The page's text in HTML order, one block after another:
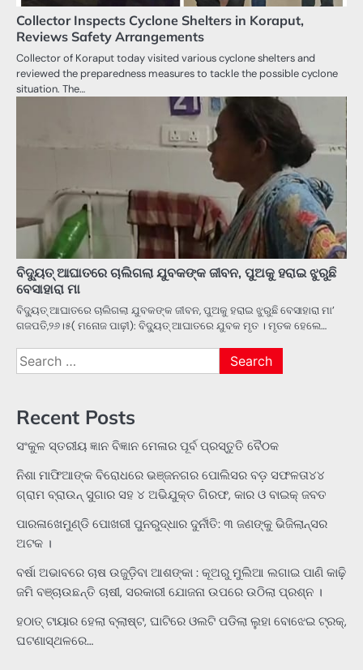
Collector Inspects Cyclone Shelters in Koraput,
Reviews Safety Arrangements
Collector of Koraput today visited various cyclone shelters and
reviewed the preparedness measures to tackle the possible cyclone
situation. The…
ବିଦ୍ୟୁତ୍‌ ଆଘାତରେ ଚାଲିଗଲା ଯୁବକଙ୍କ ଜୀବନ, ପୁଅକୁ ହରାଇ ଝୁରୁଛି
ବେସାହାରା ମା
ବିଦ୍ୟୁତ୍‌ ଆଘାତରେ ଚାଲିଗଲା ଯୁବକଙ୍କ ଜୀବନ, ପୁଅକୁ ହରାଇ ଝୁରୁଛି ବେସାହାରା ମା’
ଗଜପତି,୨୬।୫( ମନୋଜ ପାଢ଼ୀ): ବିଦ୍ୟୁତ୍‌ ଆଘାତରେ ଯୁବକ ମୃତ । ମୃତକ ହେଲେ…
Search
for:
Recent Posts
ସଂକୁଳ ସ୍ତରୀୟ ଜ୍ଞାନ ବିଜ୍ଞାନ ମେଳାର ପୂର୍ବ ପ୍ରସ୍ତୁତି ବୈଠକ
ନିଶା ମାଫିଆଙ୍କ ବିରୋଧରେ ଭଞ୍ଜନଗର ପୋଲିସର ବଡ଼ ସଫଳତା୪୪
ଗ୍ରାମ ବ୍ରାଉନ୍ ସୁଗାର ସହ ୪ ଅଭିଯୁକ୍ତ ଗିରଫ, କାର ଓ ବାଇକ୍ ଜବତ
ପାରଳାଖେମୁଣ୍ଡି ପୋଖରୀ ପୁନରୁଦ୍ଧାର ଦୁର୍ନୀତି: ୩ ଜଣଙ୍କୁ ଭିଜିଲାନ୍ସର
ଅଟକ ।
ବର୍ଷା ଅଭାବରେ ଚାଷ ଉଜୁଡ଼ିବା ଆଶଙ୍କା : କୂଅରୁ ମୁଲିଆ ଲଗାଇ ପାଣି କାଢ଼ି
ଜମି ବଞ୍ଚାଉଛନ୍ତି ଚାଷୀ, ସରକାରୀ ଯୋଜନା ଉପରେ ଉଠିଲା ପ୍ରଶ୍ନ ।
ହଠାତ୍‌ ଟାୟାର ହେଲା ବ୍ଲାଷ୍ଟ, ଘାଟିରେ ଓଲଟି ପଡିଲା ଲୁହା ବୋଝେଇ ଟ୍ରକ୍‌,
ଘଟଣାସ୍ଥଳରେ…